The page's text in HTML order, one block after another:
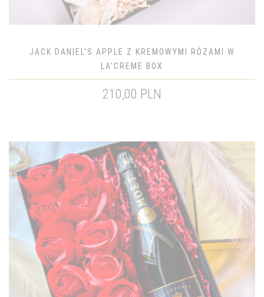
JACK DANIEL'S APPLE Z KREMOWYMI RÓŻAMI W
LA'CREME BOX
210,00 PLN